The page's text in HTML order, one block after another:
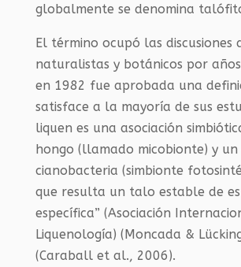
globalmente se denomina
El término ocupó las discusiones
naturalistas y botánicos por
en 1982 fue aprobada una
satisface a la mayoría de sus
liquen es una asociación
hongo (llamado micobionte) y
cianobacteria (simbionte
que resulta un talo estable de
específica” (Asociación
Liquenología) (Moncada &
(Caraball et al., 2006).